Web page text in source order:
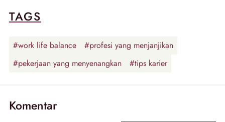
TAGS
#work life balance
#profesi yang menjanjikan
#pekerjaan yang menyenangkan
#tips karier
Komentar